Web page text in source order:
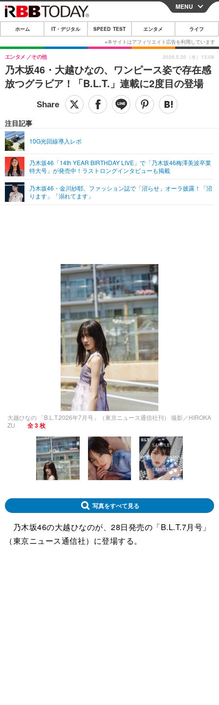
CLOSE
ホーム
IT・デジタル
IT・デジタルTOP スマートフォン
ショッピング その他
SPEED TEST
エンタメTOP 映画・ドラマ
グラビア ブログ
ショッピング その他
ライフTOP
その他
リリース一覧
プッシュ通知の停止方法
MENU
ホーム IT・デジタル SPEED TEST エンタメ ライフ
乃木坂46・大越ひなの、ワンピース姿で存在感
放つグラビア！「B.L.T.」連載に2度目の登場
エンタメ その他
注目記事
10G光回線導入レポ
乃木坂46「14th YEAR BIRTHDAY LIVE」で「乃木坂46梅澤美波卒業
特大号」が発売中！ラストロングインタビューも掲載
乃木坂46・金川紗耶、ファッション誌で「沼らせ」オーラ披露！「沼
ります」「溺れてます」
2026.5.20（水）13:08
大越ひなの 「B.L.T.2026年7月号」（東京ニュース通信社刊） 撮影／HIROKA
ZU
全 3 枚
写真をすべて見る
乃木坂46の大越ひなのが、28日発売の「B.L.T.7月号」
（東京ニュース通信社）に登場する。